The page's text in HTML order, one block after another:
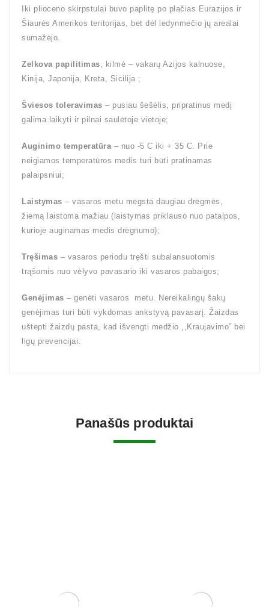
Iki plioceno skirpstulai buvo paplitę po plačias Eurazijos ir
Šiaurės Amerikos teritorijas, bet dėl ledynmečio jų arealai
sumažėjo.
Zelkova papilitimas, kilmė – vakarų Azijos kalnuose,
Kinija, Japonija, Kreta, Sicilija ;
Šviesos toleravimas – pusiau šešėlis, pripratinus medį
galima laikyti ir pilnai saulėtoje vietoje;
Auginimo temperatūra– nuo -5 C iki + 35 C. Prie
neigiamos temperatūros medis turi būti pratinamas
palaipsniui;
Laistymas – vasaros metu mėgsta daugiau drėgmės,
žiemą laistoma mažiau (laistymas priklauso nuo patalpos,
kurioje auginamas medis drėgnumo);
Tręšimas – vasaros periodu tręšti subalansuotomis
trąšomis nuo vėlyvo pavasario iki vasaros pabaigos;
Genėjimas – genėti vasaros metu. Nereikalingų šakų
genėjimas turi būti vykdomas ankstyvą pavasarį. Žaizdas
uštepti žaizdų pasta, kad išvengti medžio ,,Kraujavimo” bei
ligų prevencijai.
Panašūs produktai